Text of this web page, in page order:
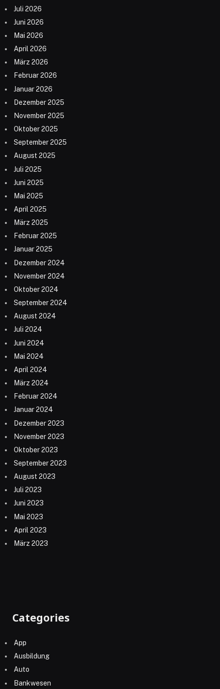
Juli 2026
Juni 2026
Mai 2026
April 2026
März 2026
Februar 2026
Januar 2026
Dezember 2025
November 2025
Oktober 2025
September 2025
August 2025
Juli 2025
Juni 2025
Mai 2025
April 2025
März 2025
Februar 2025
Januar 2025
Dezember 2024
November 2024
Oktober 2024
September 2024
August 2024
Juli 2024
Juni 2024
Mai 2024
April 2024
März 2024
Februar 2024
Januar 2024
Dezember 2023
November 2023
Oktober 2023
September 2023
August 2023
Juli 2023
Juni 2023
Mai 2023
April 2023
März 2023
Categories
App
Ausbildung
Auto
Bankwesen